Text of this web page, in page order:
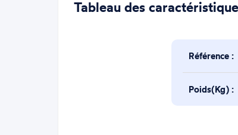
Tableau des
Référence :
Poids(Kg) :